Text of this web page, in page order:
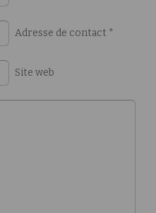
Adresse de contact *
Site web